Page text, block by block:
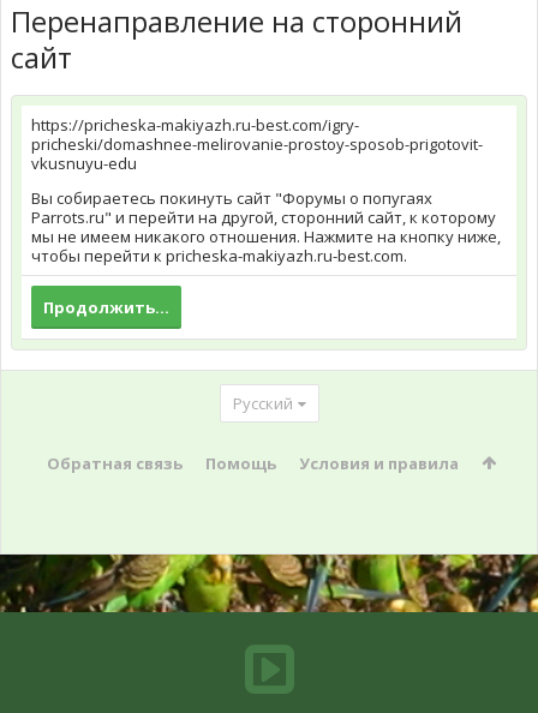
Перенаправление на сторонний
сайт
https://pricheska-makiyazh.ru-best.com/igry-
pricheski/domashnee-melirovanie-prostoy-sposob-prigotovit-
vkusnuyu-edu
Вы собираетесь покинуть сайт "Форумы о попугаях
Parrots.ru" и перейти на другой, сторонний сайт, к которому
мы не имеем никакого отношения. Нажмите на кнопку ниже,
чтобы перейти к pricheska-makiyazh.ru-best.com.
Продолжить...
Русский
Обратная связь Помощь Условия и правила